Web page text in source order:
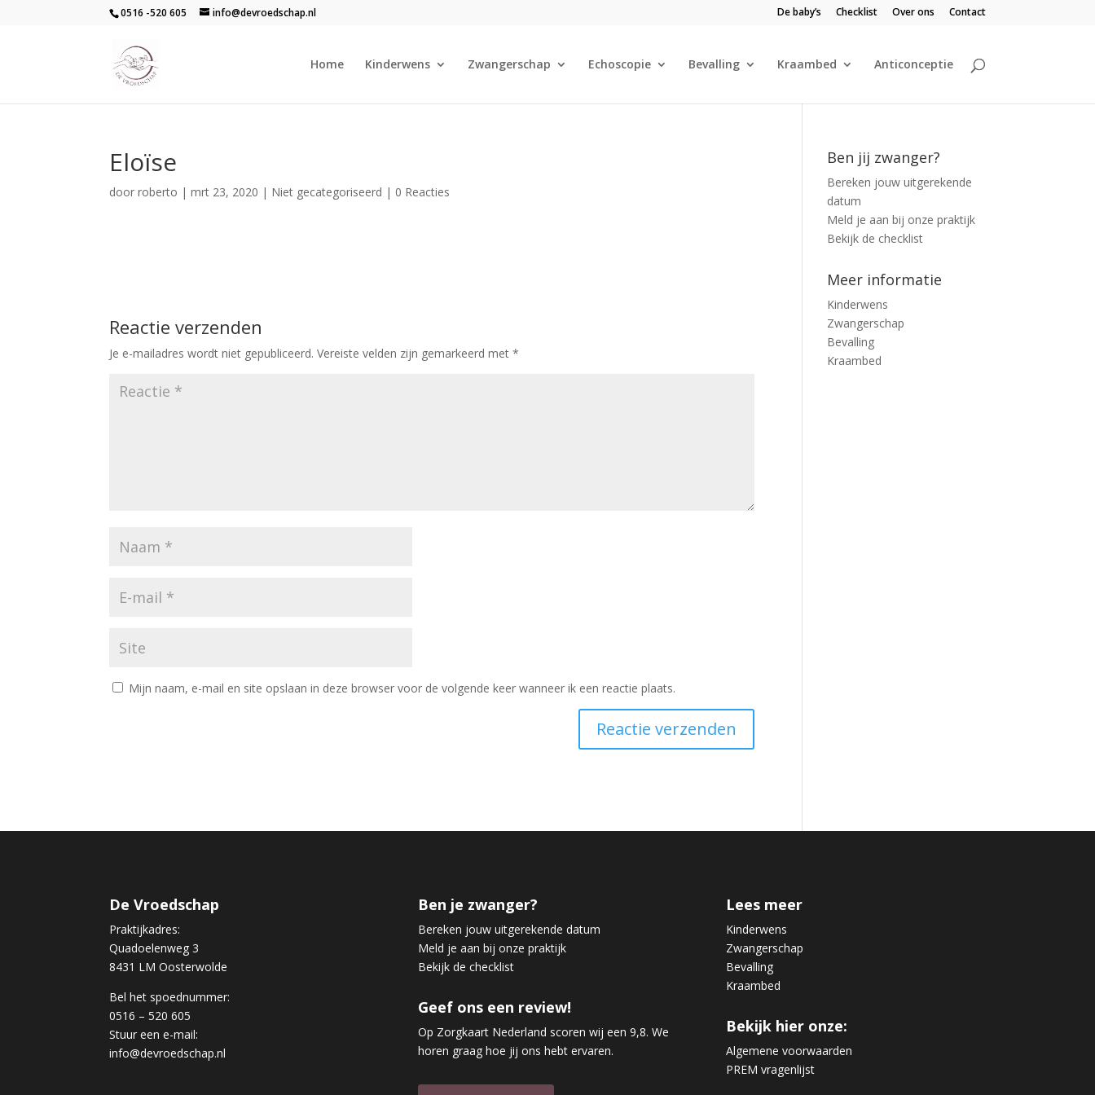
0516 -520 605 info@devroedschap.nl De baby’s Checklist Over ons Contact
Home Kinderwens Zwangerschap Echoscopie Bevalling Kraambed Anticonceptie
Eloïse
doorroberto |mrt 23, 2020 | Niet gecategoriseerd | 0 Reacties
Reactie verzenden
Je e-mailadres wordt niet gepubliceerd. Vereiste velden zijn gemarkeerd met*
Mijn naam, e-mail en site opslaan in deze browser voor de volgende keer wanneer ik een reactie plaats.
Ben jij zwanger?
Bereken jouw uitgerekende
datum
Meld je aan bij onze praktijk
Bekijk de checklist
Meer informatie
Kinderwens
Zwangerschap
Bevalling
Kraambed
De Vroedschap
Praktijkadres:
Quadoelenweg 3
8431 LM Oosterwolde
Bel het spoednummer:
0516 – 520 605
Stuur een e-mail:
info@devroedschap.nl
Ben je zwanger?
Bereken jouw uitgerekende datum
Meld je aan bij onze praktijk
Bekijk de checklist
Geef ons een review!
Op Zorgkaart Nederland scoren wij een 9,8. We
horen graag hoe jij ons hebt ervaren.
Lees meer
Kinderwens
Zwangerschap
Bevalling
Kraambed
Bekijk hier onze:
Algemene voorwaarden
PREM vragenlijst